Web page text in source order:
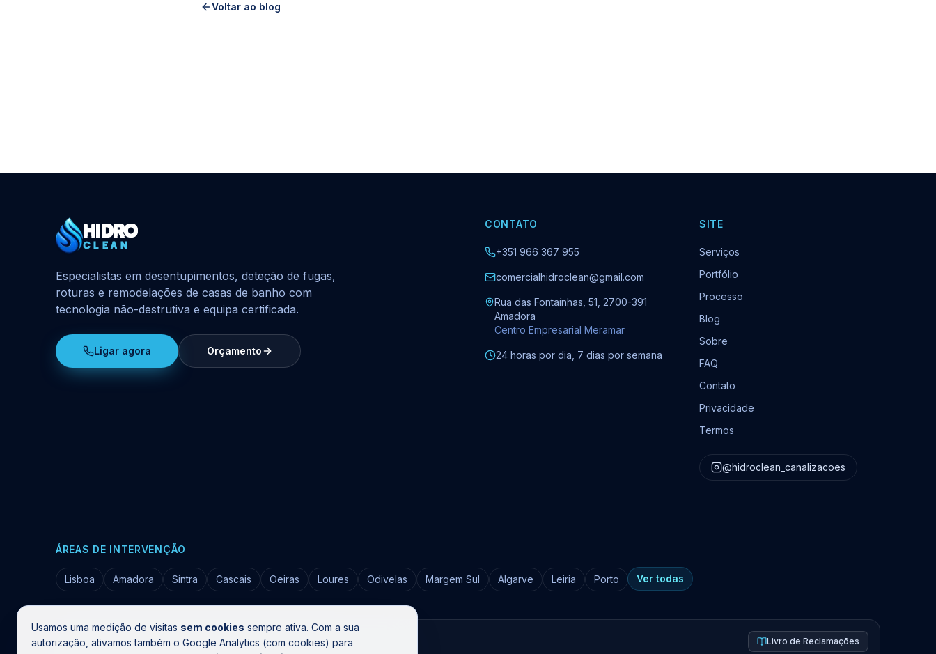
Voltar ao blog
HIDRO
CLEAN
HidroClean Canalizações
Especialistas em desentupimentos, deteção de fugas,
roturas e remodelações de casas de banho com
tecnologia não-destrutiva e equipa certificada.
Ligar agora Orçamento
CONTATO
+351 966 367 955
comercialhidroclean@gmail.com
Rua das Fontaínhas, 51, 2700-391
Amadora
Centro Empresarial Meramar
24 horas por dia, 7 dias por semana
SITE
Serviços
Portfólio
Processo
Blog
Sobre
FAQ
Contato
Privacidade
Termos
@hidroclean_canalizacoes
ÁREAS DE INTERVENÇÃO
Lisboa Amadora Sintra Cascais Oeiras Loures Odivelas Margem Sul Algarve Leiria Porto Ver todas
©2026 HidroClean Canalizações. Todos os direitos reservados. Livro de Reclamações
Usamos uma medição de visitas sem cookies sempre ativa. Com a sua
autorização, ativamos também o Google Analytics (com cookies) para